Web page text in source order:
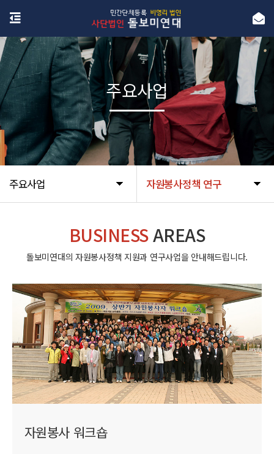
주요사업 자원봉사정책 연구
주요사업
BUSINESSAREAS
돌보미연대의 자원봉사정책 지원과 연구사업을 안내해드립니다.
자원봉사 워크숍